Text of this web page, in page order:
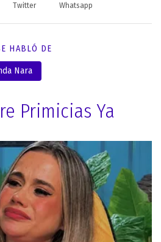
Twitter Whatsapp
HABLÓ DE
Nara
Primicias Ya